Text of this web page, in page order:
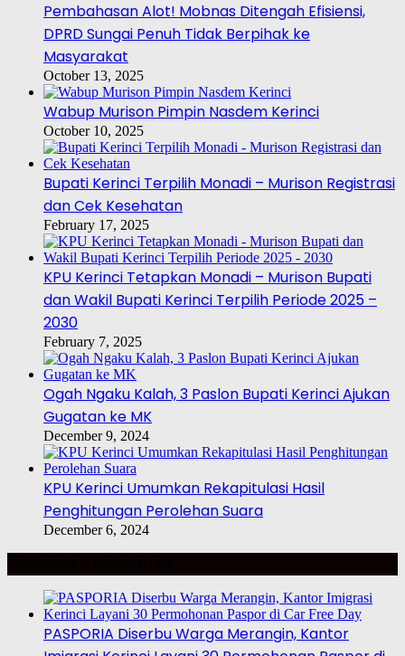
Pembahasan Alot! Mobnas Ditengah Efisiensi,
DPRD Sungai Penuh Tidak Berpihak ke
Masyarakat
October 13, 2025
Wabup Murison Pimpin Nasdem Kerinci
October 10, 2025
Bupati Kerinci Terpilih Monadi – Murison Registrasi
dan Cek Kesehatan
February 17, 2025
KPU Kerinci Tetapkan Monadi – Murison Bupati
dan Wakil Bupati Kerinci Terpilih Periode 2025 –
2030
February 7, 2025
Ogah Ngaku Kalah, 3 Paslon Bupati Kerinci Ajukan
Gugatan ke MK
December 9, 2024
KPU Kerinci Umumkan Rekapitulasi Hasil
Penghitungan Perolehan Suara
December 6, 2024
PASPORIA Diserbu Warga Merangin, Kantor